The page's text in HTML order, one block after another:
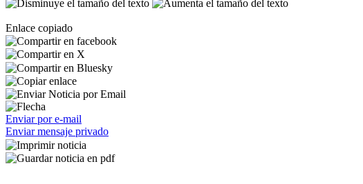
Enlace copiado
Enviar por e-mail
Enviar mensaje privado